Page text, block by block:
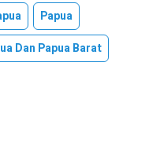
Papua
Dan Papua Barat